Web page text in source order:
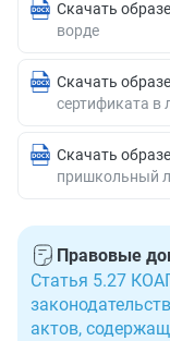
Скачать
ворде
Скачать
сертификата в
Скачать
пришкольный
Правовые
Статья 5.27
актов,